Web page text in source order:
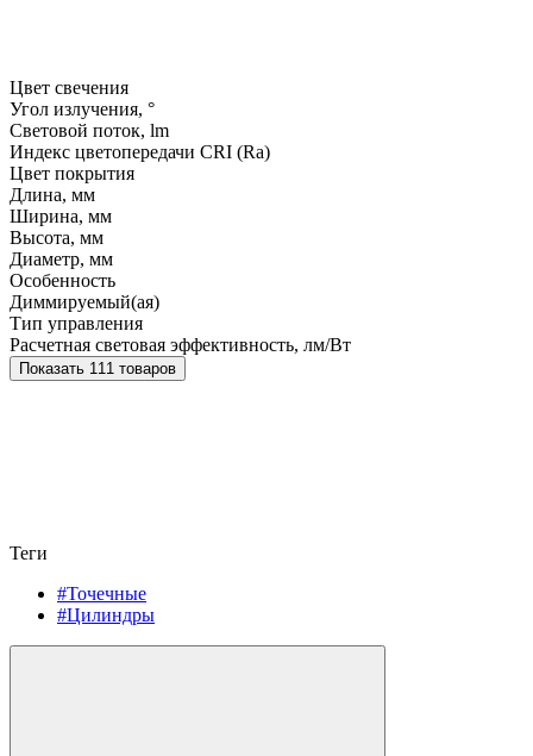
Цвет свечения
Угол излучения, °
Световой поток, lm
Индекс цветопередачи CRI (Ra)
Цвет покрытия
Длина, мм
Ширина, мм
Высота, мм
Диаметр, мм
Особенность
Диммируемый(ая)
Тип управления
Расчетная световая эффективность, лм/Вт
Показать 111 товаров
Теги
#Точечные
#Цилиндры